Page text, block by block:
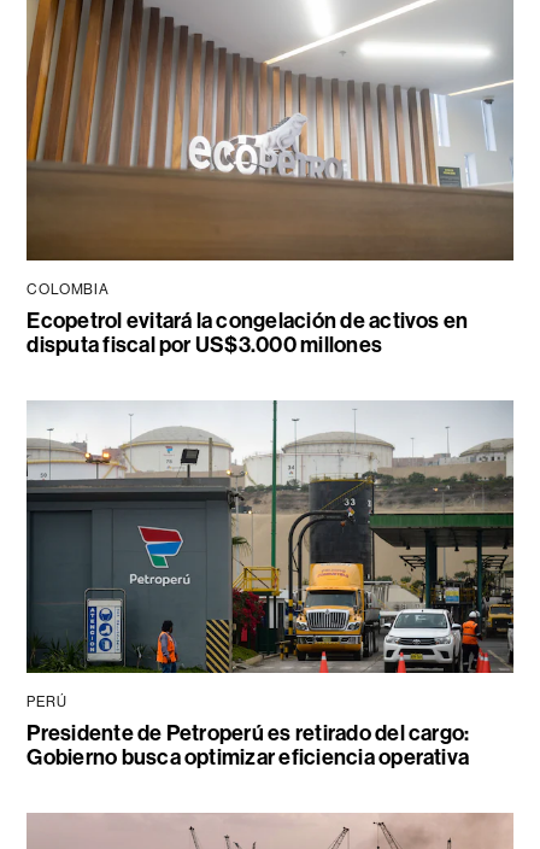
COLOMBIA
Ecopetrol evitará la congelación de activos en
disputa fiscal por US$3.000 millones
PERÚ
Presidente de Petroperú es retirado del cargo:
Gobierno busca optimizar eficiencia operativa